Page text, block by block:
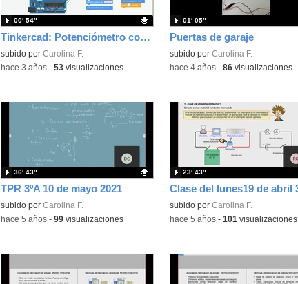
Tinkercad: Potenciómetro con LED parte 1
Contenido educativo.
subido por Carolina F.
00′ 54″
-hace 3 años- 53visualizaciones
Puertas de garaje
Contenido educativo.
subido por Carolina F.
01′ 05″
-hace 4 años- 86visualizaciones
TPR 3ºA 10 de mayo 2021
Contenido educativo.
subido por Carolina F.
36′ 43″
-hace 5 años- 99visualizaciones
Contenido educativo.
subido por Carolina F.
23′ 43″
-hace 5 años- 101 visualizaciones